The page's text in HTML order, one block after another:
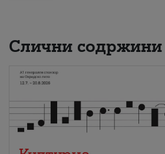
Слични содржини